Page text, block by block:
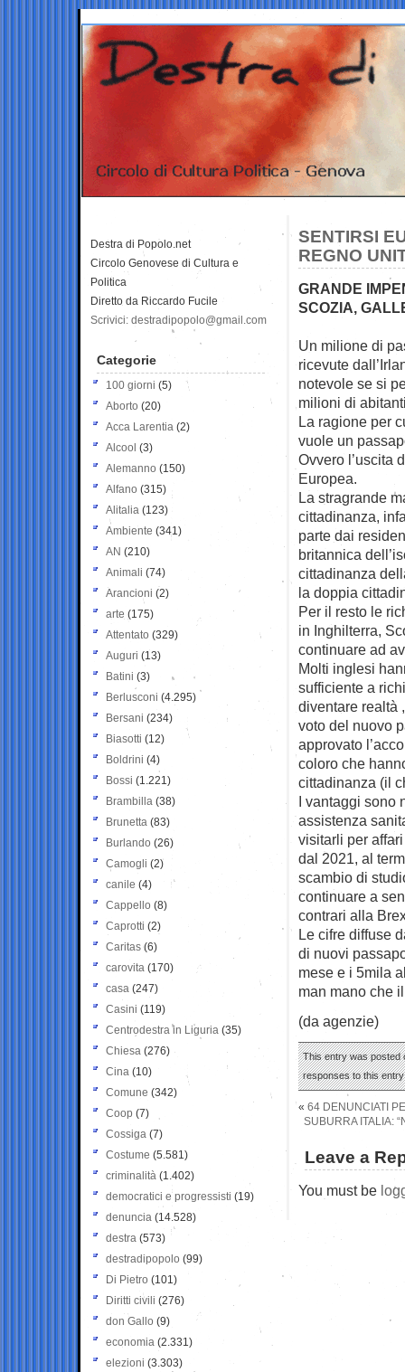
SENTIRSI
REGNO
GRANDE
SCOZIA,
Un milione di
ricevute
notevole se si
milioni di
La ragione per
vuole un
Ovvero l’uscita
Europea.
La stragrande
cittadinanza,
parte dai
britannica
cittadinanza
la doppia
Per il resto le
in Inghilterra,
continuare ad
Molti inglesi
sufficiente a
diventare realtà
voto del nuovo
approvato
coloro che
cittadinanza (il
I vantaggi sono
assistenza
visitarli per
dal 2021, al
scambio di
continuare a
contrari alla
Le cifre diffuse
di nuovi
mese e i 5mila
man mano che
(da agenzie)
This entry was posted
responses to this
« 64 DENUNCIATI
SUBURRA ITALIA:
Leave a
You must be
Destra di Popolo.net
Circolo Genovese di Cultura e
Politica
Diretto da Riccardo Fucile
Scrivici: destradipopolo@gmail.com
Categorie
100 giorni (5)
Aborto (20)
Acca Larentia (2)
Alcool (3)
Alemanno (150)
Alfano (315)
Alitalia (123)
Ambiente (341)
AN (210)
Animali (74)
Arancioni (2)
arte (175)
Attentato (329)
Auguri (13)
Batini (3)
Berlusconi (4.295)
Bersani (234)
Biasotti (12)
Boldrini (4)
Bossi (1.221)
Brambilla (38)
Brunetta (83)
Burlando (26)
Camogli (2)
canile (4)
Cappello (8)
Caprotti (2)
Caritas (6)
carovita (170)
casa (247)
Casini (119)
Centrodestra in Liguria (35)
Chiesa (276)
Cina (10)
Comune (342)
Coop (7)
Cossiga (7)
Costume (5.581)
criminalità (1.402)
democratici e progressisti (19)
denuncia (14.528)
destra (573)
destradipopolo (99)
Di Pietro (101)
Diritti civili (276)
don Gallo (9)
economia (2.331)
elezioni (3.303)